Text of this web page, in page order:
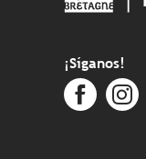
¡Síganos!